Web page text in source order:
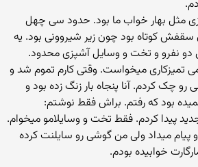
مثل بهار خواب ما بود. حدود سی چهل
کوتاه بود چون زیر شیروونی بود. یه
نفرو و تخت و وسایل آشپزی محدود.
تمیزکاری میخواست. وقتی کارم تموم شد و
چک کردم. آنا پنجاه بار زنگ زده بود و
بود که رفتم. براش فقط نوشتم:
پیدا کردم. فقط تخت و وسایلامو میخوام.
میداد ولی من گوشی رو سایلنت کرده
خوابیده بودم.